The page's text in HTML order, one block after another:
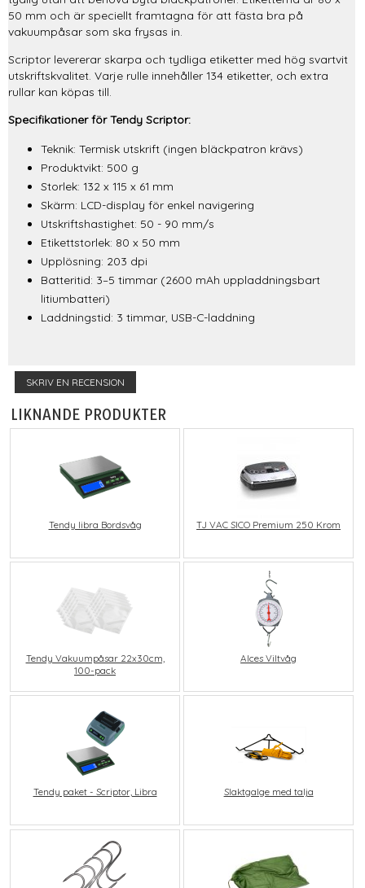
50 mm och är speciellt framtagna för att fästa bra på
vakuumpåsar som ska frysas in.
Scriptor levererar skarpa och tydliga etiketter med hög svartvit
utskriftskvalitet. Varje rulle innehåller 134 etiketter, och extra
rullar kan köpas till.
Specifikationer för Tendy Scriptor:
Teknik: Termisk utskrift (ingen bläckpatron krävs)
Produktvikt: 500 g
Storlek: 132 x 115 x 61 mm
Skärm: LCD-display för enkel navigering
Utskriftshastighet: 50 - 90 mm/s
Etikettstorlek: 80 x 50 mm
Upplösning: 203 dpi
Batteritid: 3–5 timmar (2600 mAh uppladdningsbart
litiumbatteri)
Laddningstid: 3 timmar, USB-C-laddning
SKRIV EN RECENSION
LIKNANDE PRODUKTER
Tendy libra Bordsvåg TJ VAC SICO Premium 250 Krom
Tendy Vakuumpåsar 22x30cm,
100-pack
Alces Viltvåg
Tendy paket - Scriptor, Libra Slaktgalge med talja